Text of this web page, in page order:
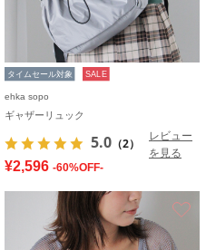
タイムセール対象 SALE
ehka sopo
ギャザーリュック
5.0 （2）
レビュー
を見る
¥2,596 -60%OFF-